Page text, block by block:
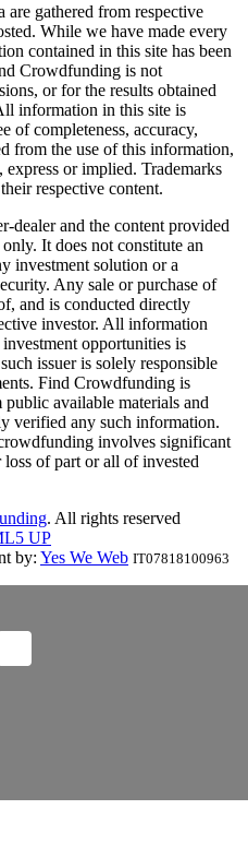
gathered from respective
While we have made every
contained in this site has been
Crowdfunding is not
or for the results obtained
information in this site is
of completeness, accuracy,
from the use of this information,
or implied. Trademarks
respective content.
dealer and the content provided
It does not constitute an
investment solution or a
Any sale or purchase of
and is conducted directly
investor. All information
opportunities is
issuer is solely responsible
Find Crowdfunding is
available materials and
verified any such information.
involves significant
of part or all of invested
. All rights reserved
UP
by: Yes We Web IT07818100963